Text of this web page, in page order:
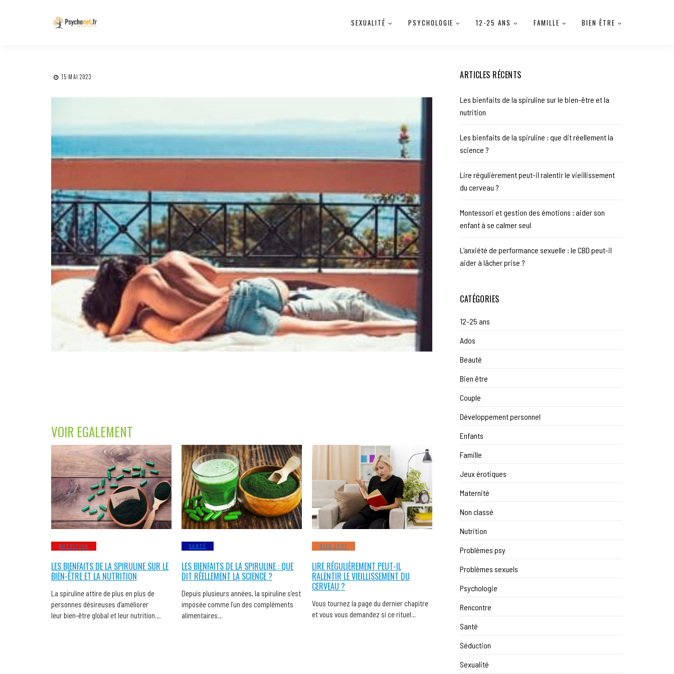
SEXUALITÉ PSYCHOLOGIE 12-25 ANS FAMILLE BIEN ÊTRE
15 MAI 2023
VOIR EGALEMENT
NUTRITION
LES BIENFAITS DE LA SPIRULINE SUR LE
BIEN-ÊTRE ET LA NUTRITION
La spiruline attire de plus en plus de
personnes désireuses d’améliorer
leur bien-être global et leur nutrition….
SANTÉ
LES BIENFAITS DE LA SPIRULINE : QUE
DIT RÉELLEMENT LA SCIENCE ?
Depuis plusieurs années, la spiruline s’est
imposée comme l’un des compléments
alimentaires…
BIEN ÊTRE
LIRE RÉGULIÈREMENT PEUT-IL
RALENTIR LE VIEILLISSEMENT DU
CERVEAU ?
Vous tournez la page du dernier chapitre
et vous vous demandez si ce rituel…
ARTICLES RÉCENTS
Les bienfaits de la spiruline sur le bien-être et la
nutrition
Les bienfaits de la spiruline : que dit réellement la
science ?
Lire régulièrement peut-il ralentir le vieillissement
du cerveau ?
Montessori et gestion des émotions : aider son
enfant à se calmer seul
L’anxiété de performance sexuelle : le CBD peut-il
aider à lâcher prise ?
CATÉGORIES
12-25 ans
Ados
Beauté
Bien être
Couple
Développement personnel
Enfants
Famille
Jeux érotiques
Maternité
Non classé
Nutrition
Problèmes psy
Problèmes sexuels
Psychologie
Rencontre
Santé
Séduction
Sexualité